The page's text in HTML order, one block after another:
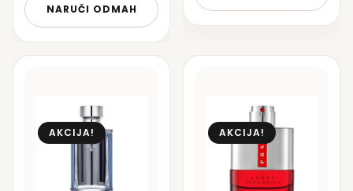
NARUČI ODMAH
AKCIJA! AKCIJA!